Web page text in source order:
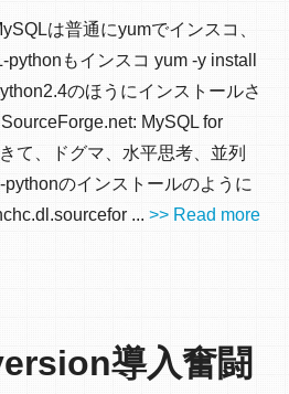
は普通にyumでインスコ、
もインスコ yum -y install
のほうにインストールさ
MySQL for
て、ドグマ、水平思考、並列
のインストールのように
... >> Read more
導入奮闘